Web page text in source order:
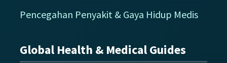
Pencegahan Penyakit & Gaya Hidup Medis
Global Health & Medical Guides